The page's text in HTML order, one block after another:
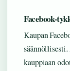
Facebook-
Kaupan
kauppiaan